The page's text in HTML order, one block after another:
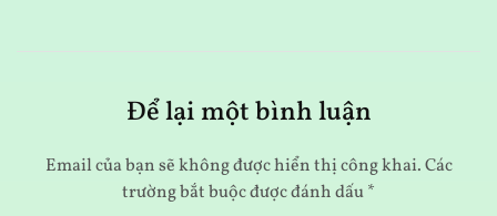
Để lại một bình luận
Email của bạn sẽ không được hiển thị công khai.Các
trường bắt buộc được đánh dấu*